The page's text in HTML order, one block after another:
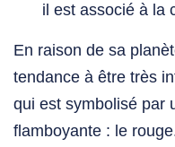
il est associé à la
En raison de sa
tendance à être très
qui est symbolisé par
flamboyante : le